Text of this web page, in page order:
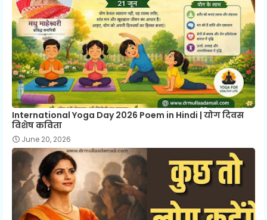
International Yoga Day 2026 Poem in Hindi | योग दिवस
विशेष कविता
June 20, 2026